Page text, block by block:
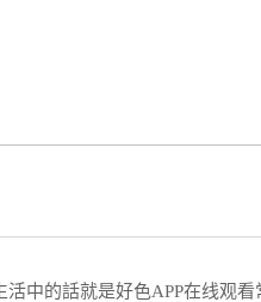
中的話就是好色APP在线观看